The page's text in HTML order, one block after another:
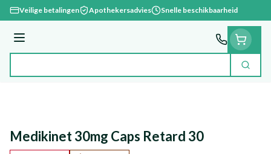
Ga naar de inhoud
Veilige betalingen Apothekersadvies Snelle beschikbaarheid
Menu
Zoek
Medikinet 30mg Caps Retard 30